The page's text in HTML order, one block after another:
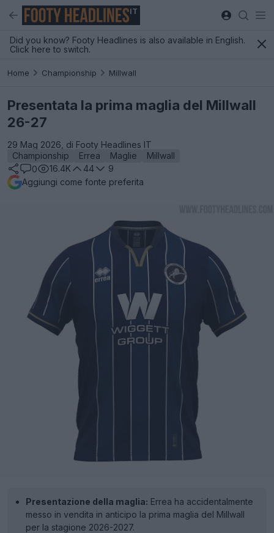
IT
Did you know? Footy Headlines is also available in English.
Click here to switch.
Home Championship Millwall
Presentata la prima maglia del Millwall
26-27
29 Mag 2026, di Footy Headlines IT
Championship
Errea Maglie
Millwall
0
16.4K 44
9
Aggiungi come fonte preferita
Presentazione della maglia: Errea ha accidentalmente
messo in vendita in anticipo la prima maglia del Millwall
per la stagione 2026-2027.